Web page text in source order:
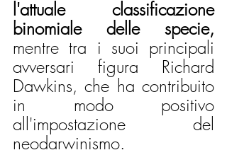
l'attuale classificazione
binomiale delle specie,
mentre tra i suoi principali
avversari figura Richard
Dawkins, che ha contribuito
in modo positivo
all'impostazione del
neodarwinismo.